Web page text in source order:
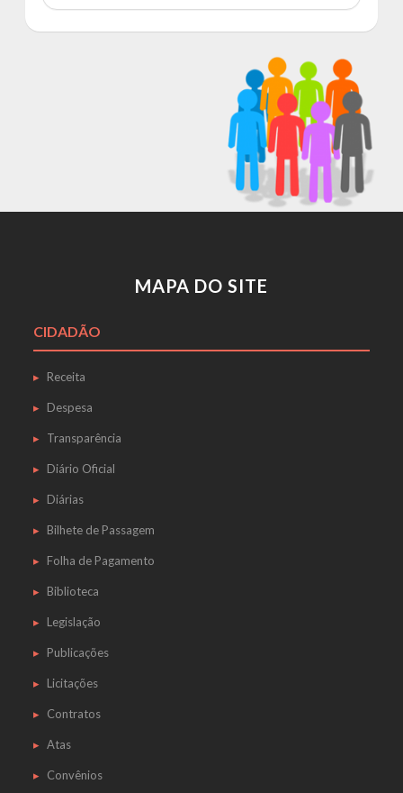
MAPA DO SITE
CIDADÃO
Receita
Despesa
Transparência
Diário Oficial
Diárias
Bilhete de Passagem
Folha de Pagamento
Biblioteca
Legislação
Publicações
Licitações
Contratos
Atas
Convênios